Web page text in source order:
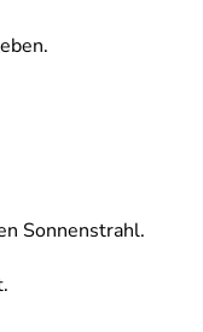
Sonnenstrahl.